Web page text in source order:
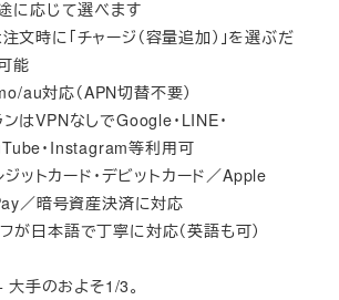
に応じて選べます
文時に「チャージ（容量追加）」を選ぶだ
能
au対応（APN切替不要）
はVPNなしでGoogle・LINE・
・Instagram等利用可
ットカード・デビットカード／Apple
／暗号資産決済に対応
が日本語で丁寧に対応（英語も可）
手のおよそ1/3。